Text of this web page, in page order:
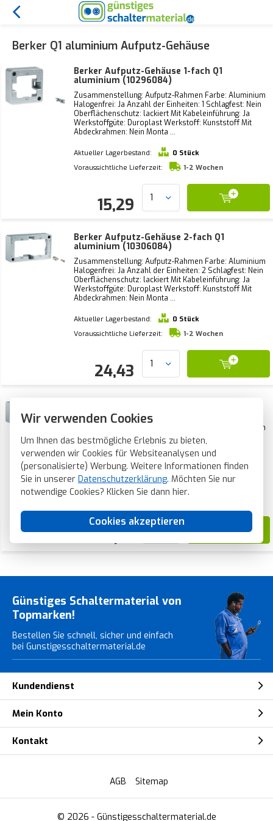
Wir verwenden Cookies
Um Ihnen das bestmögliche Erlebnis zu bieten,
verwenden wir Cookies für Websiteanalysen und
(personalisierte) Werbung. Weitere Informationen finden
Sie in unserer Datenschutzerklärung. Möchten Sie nur
notwendige Cookies? Klicken Sie dann hier.
Cookies akzeptieren
Berker Q1 aluminium Aufputz-Gehäuse
Berker Aufputz-Gehäuse 1-fach Q1
aluminium (10296084)
Zusammenstellung: Aufputz-Rahmen Farbe: Aluminium
Halogenfrei: Ja Anzahl der Einheiten: 1 Schlagfest: Nein
Oberflächenschutz: lackiert Mit Kabeleinführung: Ja
Werkstoffgüte: Duroplast Werkstoff: Kunststoff Mit
Abdeckrahmen: Nein Monta ...
Aktueller Lagerbestand:
0 Stück
Voraussichtliche Lieferzeit:
1-2 Wochen
15,29
Berker Aufputz-Gehäuse 2-fach Q1
aluminium (10306084)
Zusammenstellung: Aufputz-Rahmen Farbe: Aluminium
Halogenfrei: Ja Anzahl der Einheiten: 2 Schlagfest: Nein
Oberflächenschutz: lackiert Mit Kabeleinführung: Ja
Werkstoffgüte: Duroplast Werkstoff: Kunststoff Mit
Abdeckrahmen: Nein Monta ...
Aktueller Lagerbestand:
0 Stück
Voraussichtliche Lieferzeit:
1-2 Wochen
24,43
aluminium (10316084)
Zusammenstellung: Aufputz-Rahmen Farbe: Aluminium
Halogenfrei: Ja Anzahl der Einheiten: 3 Schlagfest: Nein
Oberflächenschutz: lackiert Mit Kabeleinführung: Ja
Werkstoffgüte: Duroplast Werkstoff: Kunststoff Mit
Abdeckrahmen: Nein Monta ...
Aktueller Lagerbestand:
35,76
Günstiges Schaltermaterial von
Topmarken!
Bestellen Sie schnell, sicher und einfach
bei Gunstigesschaltermaterial.de
Kundendienst
Mein Konto
Kontakt
© 2026 - Günstigesschaltermaterial.de
AGB Sitemap